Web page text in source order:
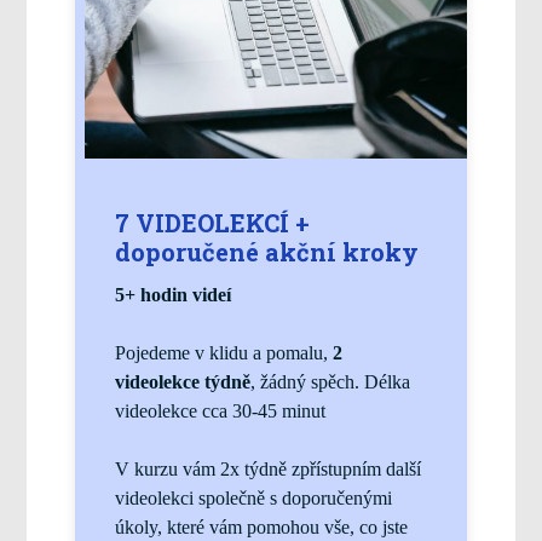
7 VIDEOLEKCÍ +
doporučené akční kroky
5+ hodin videí
Pojedeme v klidu a pomalu, 2
videolekce týdně, žádný spěch. Délka
videolekce cca 30-45 minut
V kurzu vám 2x týdně zpřístupním další
videolekci společně s doporučenými
úkoly, které vám pomohou vše, co jste